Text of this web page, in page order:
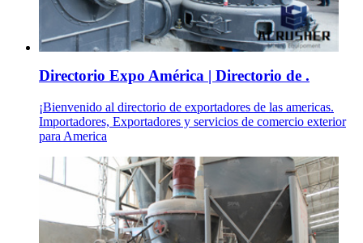
Directorio Expo América | Directorio de .
¡Bienvenido al directorio de exportadores de las americas.
Importadores, Exportadores y servicios de comercio exterior
para America